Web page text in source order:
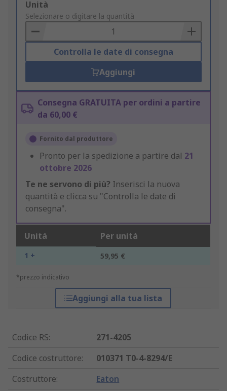
Add
to
Basket
Unità
Selezionare o digitare la quantità
Controlla le date di consegna
Aggiungi
Consegna GRATUITA per ordini a partire
da 60,00 €
Fornito dal produttore
Pronto per la spedizione a partire dal 21
ottobre 2026
Te ne servono di più? Inserisci la nuova
quantità e clicca su "Controlla le date di
consegna".
Unità Per unità
1 + 59,95 €
*prezzo indicativo
Aggiungi alla tua lista
Codice RS:
271-4205
Codice costruttore:
010371 T0-4-8294/E
Costruttore: Eaton